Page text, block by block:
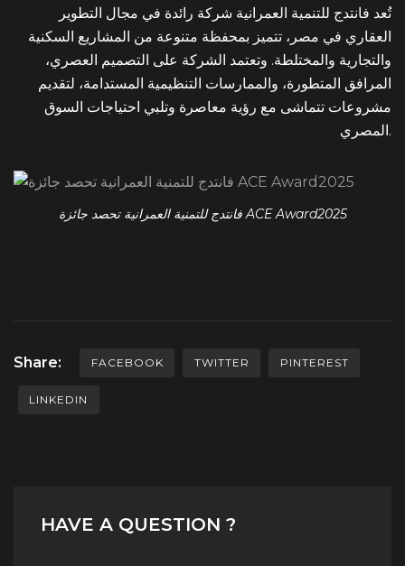
تُعد فانتدج للتنمية العمرانية شركة رائدة في مجال التطوير
العقاري في مصر، تتميز بمحفظة متنوعة من المشاريع السكنية
والتجارية والمختلطة. وتعتمد الشركة على التصميم العصري،
المرافق المتطورة، والممارسات التنظيمية المستدامة، لتقديم
مشروعات تتماشى مع رؤية معاصرة وتلبي احتياجات السوق
المصري.
فانتدج للتمنية العمرانية تحصد جائزة ACE Award2025
Share: FACEBOOK TWITTER PINTEREST
LINKEDIN
HAVE A QUESTION ?